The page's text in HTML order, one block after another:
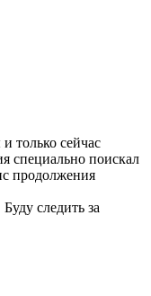
только сейчас
специально поискал
продолжения
следить за